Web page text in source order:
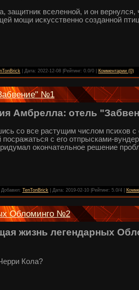
защитник вселенной, и он вернулся,
мощи искусственно созданной
| Дата: 2022-12-08|Рейтинг: 0.0/0 | Комментарии (0)
№1
Амбрелла: отель
со все растущим числом психов
посражаться с его отпрысками-
окончательное решение
TenTonBrick| Дата: 2019-02-10|Рейтинг: 5.0/4 |
Обломинго №2
жизнь легендарных
Кола?